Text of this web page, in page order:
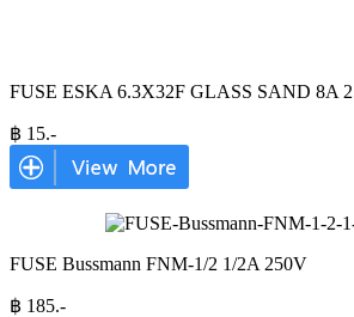
FUSE ESKA 6.3X32F GLASS SAND 8A
฿ 15.-
FUSE Bussmann FNM-1/2 1/2A 250V
฿ 185.-